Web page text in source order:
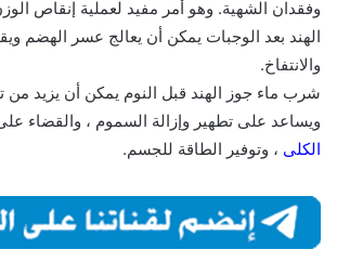
وفقدان الشهية. وهو أمر مفيد لعملية إنقاص
الهند بعد الوجبات يمكن أن يعالج عسر الهضم
والانتفاخ.
شرب ماء جوز الهند قبل النوم يمكن أن يزيد
ويساعد على تطهير وإزالة السموم ، والقضاء على
الكلى ، وتوفير الطاقة للجسم.